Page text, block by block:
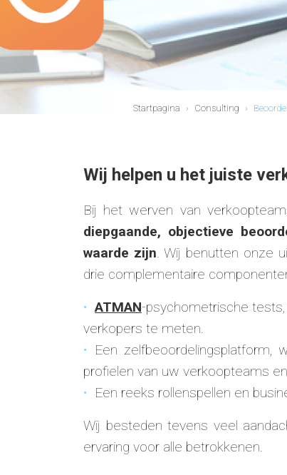
Startpagina › Consulting ›
Wij helpen u het juiste
Bij het werven van
diepgaande, objectieve
waarde zijn. Wij benutten onze
drie complementaire
ATMAN-psychometrische
verkopers te meten.
Een
profielen van uw verkoopteams
Een reeks rollenspellen en
Wij besteden tevens veel
ervaring voor alle betrokkenen.